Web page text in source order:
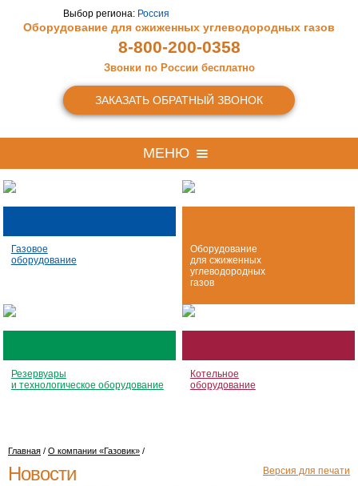
Выбор региона: Россия
Оборудование для сжиженных углеводородных газов
8-800-200-0358
Звонки по России бесплатно
ЗАКАЗАТЬ ОБРАТНЫЙ ЗВОНОК
МЕНЮ
Газовое
оборудование
Оборудование
для сжиженных
углеводородных
газов
Резервуары
и технологическое оборудование
Котельное
оборудование
Главная / О компании «Газовик» /
Версия для печати
Новости